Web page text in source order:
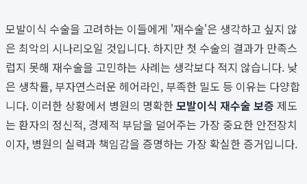
모발이식 수술을 고려하는 이들에게 '재수술'은 생각하고 싶지 않
은 최악의 시나리오일 것입니다. 하지만 첫 수술의 결과가 만족스
럽지 못해 재수술을 고민하는 사례는 생각보다 적지 않습니다. 낮
은 생착률, 부자연스러운 헤어라인, 부족한 밀도 등 이유는 다양합
니다. 이러한 상황에서 병원의 명확한 모발이식 재수술 보증 제도
는 환자의 정신적, 경제적 부담을 덜어주는 가장 중요한 안전장치
이자, 병원의 실력과 책임감을 증명하는 가장 확실한 증거입니다.